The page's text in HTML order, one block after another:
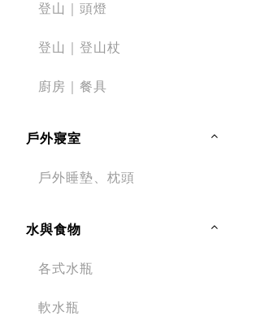
登山｜頭燈
登山｜登山杖
廚房｜餐具
戶外寢室
戶外睡墊、枕頭
水與食物
各式水瓶
軟水瓶